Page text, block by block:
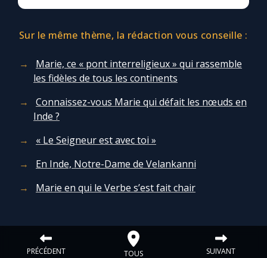
Sur le même thème, la rédaction vous conseille :
Marie, ce « pont interreligieux » qui rassemble
les fidèles de tous les continents
Connaissez-vous Marie qui défait les nœuds en
Inde ?
« Le Seigneur est avec toi »
En Inde, Notre-Dame de Velankanni
Marie en qui le Verbe s’est fait chair
PRÉCÉDENT TOUS SUIVANT